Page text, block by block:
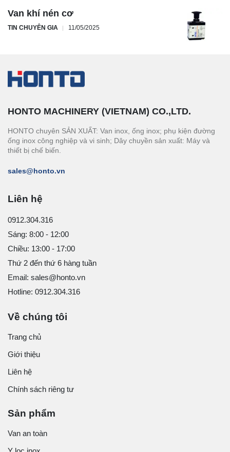
Van khí nén cơ
TIN CHUYÊN GIA 11/05/2025
HONTO MACHINERY (VIETNAM) CO.,LTD.
HONTO chuyên SẢN XUẤT: Van inox, ống inox; phụ kiện đường
ống inox công nghiệp và vi sinh; Dây chuyền sản xuất: Máy và
thiết bị chế biến.
sales@honto.vn
Liên hệ
0912.304.316
Sáng: 8:00 - 12:00
Chiều: 13:00 - 17:00
Thứ 2 đến thứ 6 hàng tuần
Email: sales@honto.vn
Hotline: 0912.304.316
Về chúng tôi
Trang chủ
Giới thiệu
Liên hệ
Chính sách riêng tư
Sản phẩm
Van an toàn